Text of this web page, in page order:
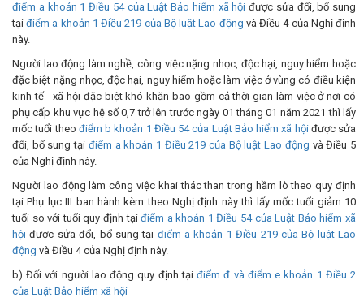
điểm a khoản 1 Điều 54 của Luật Bảo hiểm xã hội được sửa đổi, bổ sung
tạiđiểm a khoản 1 Điều 219 của Bộ luật Lao động và Điều 4 của Nghị định
này.
Người lao động làm nghề, công việc nặng nhọc, độc hại, nguy hiểm hoặc
đặc biệt nặng nhọc, độc hại, nguy hiểm hoặc làm việc ở vùng có điều kiện
kinh tế - xã hội đặc biệt khó khăn bao gồm cả thời gian làm việc ở nơi có
phụ cấp khu vực hệ số 0,7 trở lên trước ngày 01 tháng 01 năm 2021 thì lấy
mốc tuổi theo điểm b khoản 1 Điều 54 của Luật Bảo hiểm xã hộiđược sửa
đổi, bổ sung tại điểm a khoản 1 Điều 219 của Bộ luật Lao động và Điều 5
của Nghị định này.
Người lao động làm công việc khai thác than trong hầm lò theo quy định
tại Phụ lục III ban hành kèm theo Nghị định này thì lấy mốc tuổi giảm 10
tuổi so với tuổi quy định tạiđiểm a khoản 1 Điều 54 của Luật Bảo hiểm xã
hội được sửa đổi, bổ sung tại điểm a khoản 1 Điều 219 của Bộ luật Lao
động và Điều 4 của Nghị định này.
b) Đối với người lao động quy định tạiđiểm đ và điểm e khoản 1 Điều 2
của Luật Bảo hiểm xã hội